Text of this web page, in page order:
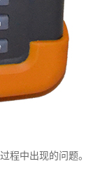
程中出现的问题。